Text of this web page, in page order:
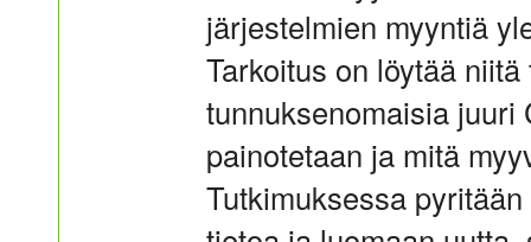
järjestelmien myyntiä
Tarkoitus on löytää
tunnuksenomaisia juuri
painotetaan ja mitä
Tutkimuksessa